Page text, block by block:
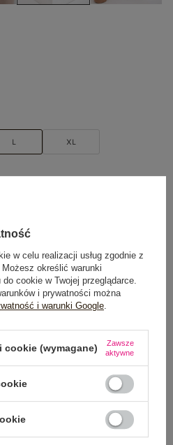
L XL
KOSZYKA
w celu realizacji usług zgodnie z
Możesz określić warunki
cookie w Twojej przeglądarce.
i prywatności można
i warunki Google.
(wymagane)
Zawsze
aktywne